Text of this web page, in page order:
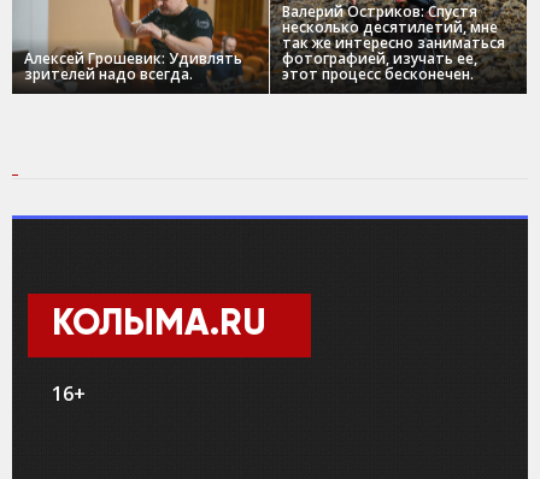
Алексей Грошевик: Удивлять
зрителей надо всегда.
Валерий Остриков: Спустя
несколько десятилетий, мне
так же интересно заниматься
фотографией, изучать ее,
этот процесс бесконечен.
КОЛЫМА.RU
16+